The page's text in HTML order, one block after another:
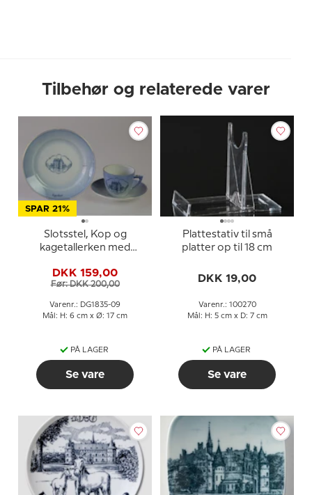
Tilbehør og relaterede varer
SPAR 21%
Slotsstel, Kop og
kagetallerken med
DKK 159,00
Før: DKK 200,00
Varenr.: DG1835-09
Mål: H: 6 cm x Ø: 17 cm
PÅ LAGER
Se vare
Plattestativ til små
platter op til 18 cm
DKK 19,00
Varenr.: 100270
Mål: H: 5 cm x D: 7 cm
PÅ LAGER
Se vare